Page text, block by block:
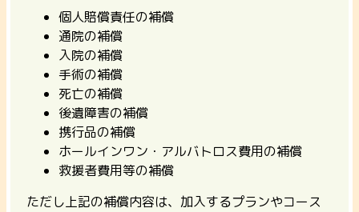
個人賠償責任の補償
通院の補償
入院の補償
手術の補償
死亡の補償
後遺障害の補償
携行品の補償
ホールインワン・アルバトロス費用の補償
救援者費用等の補償
ただし上記の補償内容は、加入するプランやコース